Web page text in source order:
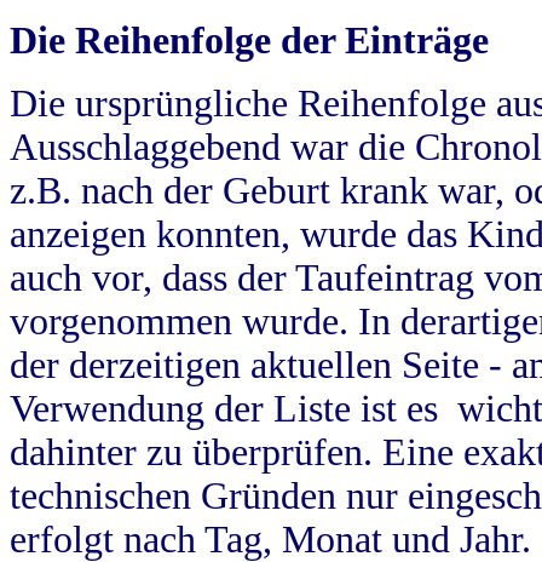
Die Reihenfolge der Einträge
Die ursprüngliche Reihenfolge
Ausschlaggebend war die
z.B. nach der Geburt krank war,
anzeigen konnten, wurde das
auch vor, dass der Taufeintrag
vorgenommen wurde. In
der derzeitigen aktuellen Seite -
Verwendung der Liste ist es
dahinter zu überprüfen. Eine
technischen Gründen nur
erfolgt nach Tag, Monat und Jahr.